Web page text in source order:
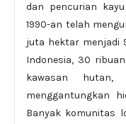
dan pencurian
1990-an telah
juta hektar menjadi
Indonesia, 30
kawasan
menggantungkan
Banyak komunitas